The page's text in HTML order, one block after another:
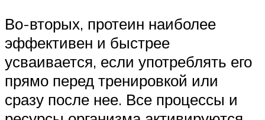
Во-вторых, протеин наиболее
эффективен и быстрее
усваивается, если употреблять его
прямо перед тренировкой или
сразу после нее. Все процессы и